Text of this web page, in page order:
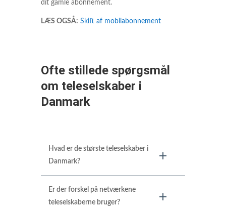
dit gamle abonnement.
LÆS OGSÅ: Skift af mobilabonnement
Ofte stillede spørgsmål
om teleselskaber i
Danmark
Hvad er de største teleselskaber i
Danmark?
Er der forskel på netværkene
teleselskaberne bruger?